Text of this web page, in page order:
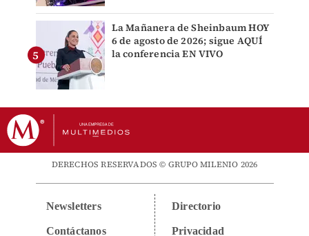
La Mañanera de Sheinbaum HOY
6 de agosto de 2026; sigue AQUÍ
la conferencia EN VIVO
DERECHOS RESERVADOS © GRUPO MILENIO 2026
Newsletters
Contáctanos
Directorio
Privacidad